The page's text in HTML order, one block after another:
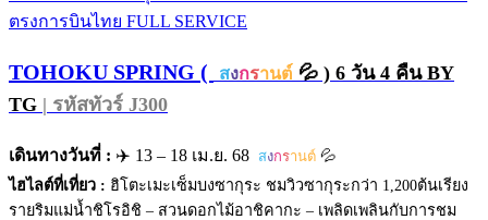
TOHOKU SPRING ( สงกรานต์ 💦 ) 6 วัน 4 คืน BY
TG | รหัสทัวร์ J300
เดินทางวันที่ : ✈️ 13 – 18 เม.ย. 68 สงกรานต์ 💦
ไฮไลต์ที่เที่ยว : ฮิโตะเมะเซ็มบงซากุระ ชมวิวซากุระกว่า 1,200ต้นเรียง
รายริมแม่น้ำชิโรอิชิ – สวนดอกไม้อาชิคากะ – เพลิดเพลินกับการชม